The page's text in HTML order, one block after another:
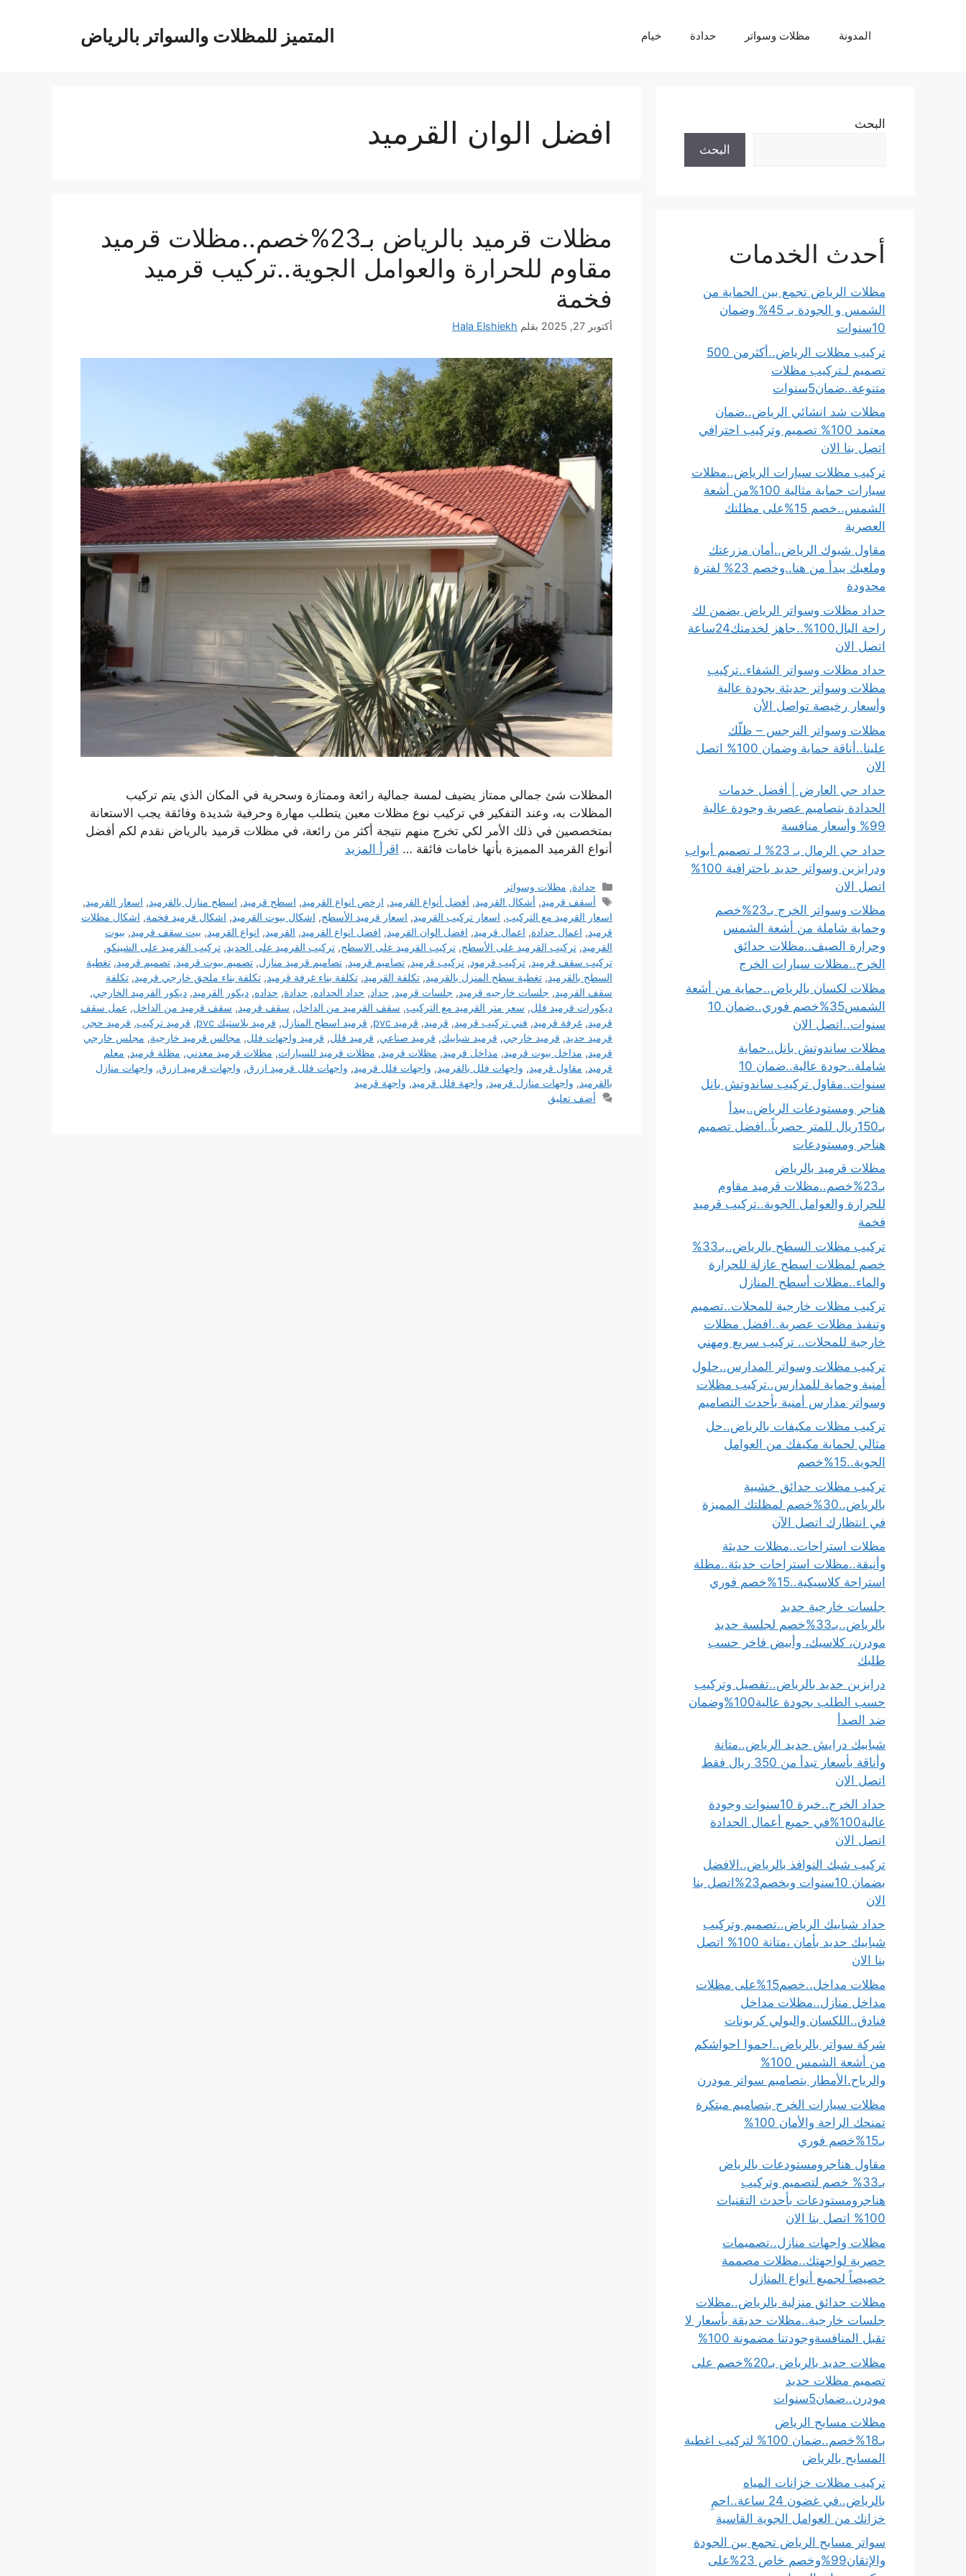
المتميز للمظلات والسواتر بالرياض المدونة مظلات وسواتر حدادة خيام
افضل الوان القرميد
مظلات قرميد بالرياض بـ23%خصم..مظلات قرميد
مقاوم للحرارة والعوامل الجوية..تركيب قرميد
فخمة
أكتوبر 27, 2025 بقلم Hala Elshiekh
المظلات شئ جمالي ممتاز يضيف لمسة جمالية رائعة وممتازة وسحرية في المكان الذي يتم تركيب
المظلات به، وعند التفكير في تركيب نوع مظلات معين يتطلب مهارة وحرفية شديدة وفائقة يجب الاستعانة
بمتخصصين في ذلك الأمر لكي تخرج منهم نتيجة أكثر من رائعة، في مظلات قرميد بالرياض نقدم لكم أفضل
أنواع القرميد المميزة بأنها خامات فائقة … اقرأ المزيد
التصنيفات
حدادة, مظلات وسواتر
الوسوم
أسقف قرميد, أشكال القرميد, أفضل أنواع القرميد, ارخص انواع القرميد, اسطح قرميد, اسطح منازل بالقرميد, اسعار القرميد,
اسعار القرميد مع التركيب, اسعار تركيب القرميد, اسعار قرميد الأسطح, اشكال بيوت القرميد, اشكال قرميد فخمة, اشكال مظلات
قرميد, اعمال حدادة, اعمال قرميد, افضل الوان القرميد, افضل انواع القرميد, القرميد, انواع القرميد, بيت سقف قرميد, بيوت
القرميد, تركيب القرميد على الأسطح, تركيب القرميد على الاسطح, تركيب القرميد على الحديد, تركيب القرميد على الشينكو,
تركيب سقف قرميد, تركيب قرمود, تركيب قرميد, تصاميم قرميد, تصاميم قرميد منازل, تصميم بيوت قرميد, تصميم قرميد, تغطية
السطح بالقرميد, تغطية سطح المنزل بالقرميد, تكلفة القرميد, تكلفة بناء غرفة قرميد, تكلفة بناء ملحق خارجي قرميد, تكلفة
سقف القرميد, جلسات خارجيه قرميد, جلسات قرميد, حداد, حداد الحداده, حدادة, حداده, ديكور القرميد, ديكور القرميد الخارجي,
ديكورات قرميد فلل, سعر متر القرميد مع التركيب, سقف القرميد من الداخل, سقف قرميد, سقف قرميد من الداخل, عمل سقف
قرميد, غرفة قرميد, فني تركيب قرميد, قرميد, قرميد pvc , قرميد اسطح المنازل, قرميد بلاستيك pvc , قرميد تركيب, قرميد حجر ,
قرميد حديد, قرميد خارجي, قرميد شبابيك, قرميد صناعي, قرميد فلل, قرميد واجهات فلل, مجالس قرميد خارجية, مجلس خارجي
قرميد, مداخل بيوت قرميد, مداخل قرميد, مظلات قرميد, مظلات قرميد للسيارات, مظلات قرميد معدني, مظلة قرميد, معلم
قرميد, مقاول قرميد, واجهات فلل بالقرميد, واجهات فلل قرميد, واجهات فلل قرميد ازرق, واجهات قرميد ازرق, واجهات منازل
بالقرميد, واجهات منازل قرميد, واجهة فلل قرميد, واجهة قرميد
أضف تعليق
البحث
البحث
أحدث الخدمات
مظلات الرياض تجمع بين الحماية من
الشمس و الجودة بـ 45% وضمان
10سنوات
تركيب مظلات الرياض..أكثرمن 500
تصميم لـتركيب مظلات
متنوعة..ضمان5سنوات
مظلات شد انشائي الرياض..ضمان
معتمد 100% تصميم وتركيب احترافي
اتصل بنا الان
تركيب مظلات سيارات الرياض..مظلات
سيارات حماية مثالية 100%من أشعة
الشمس..خصم 15%على مظلتك
العصرية
مقاول شبوك الرياض..أمان مزرعتك
وملعبك يبدأ من هنا..وخصم 23% لفترة
محدودة
حداد مظلات وسواتر الرياض يضمن لك
راحة البال100%..جاهز لخدمتك24ساعة
اتصل الان
حداد مظلات وسواتر الشفاء..تركيب
مظلات وسواتر حديثة بجودة عالية
وأسعار رخيصة تواصل الأن
مظلات وسواتر النرجس – ظلّك
علينا..أناقة حماية وضمان 100% اتصل
الان
حداد حي العارض | أفضل خدمات
الحدادة بتصاميم عصرية وجودة عالية
99% وأسعار منافسة
حداد حي الرمال بـ 23% لـ تصميم أبواب
ودرابزين وسواتر حديد باحترافية 100%
اتصل الان
مظلات وسواتر الخرج بـ23%خصم
وحماية شاملة من أشعة الشمس
وحرارة الصيف..مظلات حدائق
الخرج..مظلات سيارات الخرج
مظلات لكسان بالرياض..حماية من أشعة
الشمس35%خصم فوري..ضمان 10
سنوات..اتصل الان
مظلات ساندوتش بانل..حماية
شاملة..جودة عالية..ضمان 10
سنوات..مقاول تركيب ساندوتش بانل
هناجر ومستودعات الرياض..يبدأ
بـ150ريال للمتر حصرياً..افضل تصميم
هناجر ومستودعات
مظلات قرميد بالرياض
بـ23%خصم..مظلات قرميد مقاوم
للحرارة والعوامل الجوية..تركيب قرميد
فخمة
تركيب مظلات السطح بالرياض..بـ33%
خصم لمظلات اسطح عازلة للحرارة
والماء..مظلات أسطح المنازل
تركيب مظلات خارجية للمحلات..تصميم
وتنفيذ مظلات عصرية..افضل مظلات
خارجية للمحلات.. تركيب سريع ومهني
تركيب مظلات وسواتر المدارس..حلول
أمنية وحماية للمدارس..تركيب مظلات
وسواتر مدارس أمنية بأحدث التصاميم
تركيب مظلات مكيفات بالرياض..حل
مثالي لحماية مكيفك من العوامل
الجوية..15%خصم
تركيب مظلات حدائق خشبية
بالرياض..30%خصم لمظلتك المميزة
في انتظارك اتصل الآن
مظلات استراحات..مظلات حديثة
وأنيقة..مظلات استراحات حديثة..مظلة
استراحة كلاسيكية..15%خصم فوري
جلسات خارجية حديد
بالرياض..بـ33%خصم لجلسة حديد
مودرن، كلاسيك، وأبيض فاخر حسب
طلبك
درابزين حديد بالرياض..تفصيل وتركيب
حسب الطلب بجودة عالية100%وضمان
ضد الصدأ
شبابيك درايش حديد الرياض..متانة
وأناقة بأسعار تبدأ من 350 ريال فقط
اتصل الان
حداد الخرج..خبرة 10سنوات وجودة
عالية100%في جميع أعمال الحدادة
اتصل الان
تركيب شبك النوافذ بالرياض..الافضل
بضمان 10سنوات وبخصم23%اتصل بنا
الان
حداد شبابيك الرياض..تصميم وتركيب
شبابيك حديد بأمان ،متانة 100% اتصل
بنا الان
مظلات مداخل..خصم15%على مظلات
مداخل منازل..مظلات مداخل
فنادق..اللكسان والبولي كربونات
شركة سواتر بالرياض..احموا احواشكم
من أشعة الشمس 100%
والرياح.الأمطار بتصاميم سواتر مودرن
مظلات سيارات الخرج بتصاميم مبتكرة
تمنحك الراحة والأمان 100%
بـ15%خصم فوري
مقاول هناجرومستودعات بالرياض
بـ33% خصم لتصميم وتركيب
هناجرومستودعات بأحدث التقنيات
100% اتصل بنا الان
مظلات واجهات منازل..تصميمات
حصرية لواجهتك..مظلات مصممة
خصيصاً لجميع أنواع المنازل
مظلات حدائق منزلية بالرياض..مظلات
جلسات خارجية..مظلات حديقة بأسعار لا
تقبل المنافسةوجودتنا مضمونة 100%
مظلات حديد بالرياض بـ20%خصم على
تصميم مظلات حديد
مودرن..ضمان5سنوات
مظلات مسابح الرياض
بـ18%خصم..ضمان 100% لتركيب اغطية
المسابح بالرياض
تركيب مظلات خزانات المياه
بالرياض..في غضون 24 ساعة..احمِ
خزانك من العوامل الجوية القاسية
سواتر مسابح الرياض تجمع بين الجودة
والإتقان99%وخصم خاص 23%على